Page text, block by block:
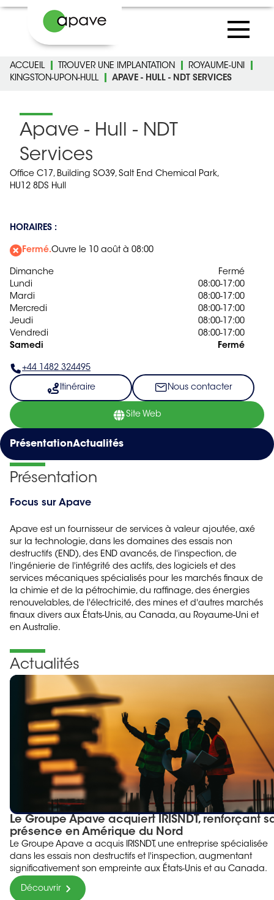
ACCUEIL TROUVER UNE IMPLANTATION
ROYAUME-UNI
KINGSTON-UPON-HULL
APAVE - HULL - NDT SERVICES
Apave - Hull - NDT
Services
Office C17, Building SO39, Salt End Chemical Park,
HU12 8DS Hull
HORAIRES :
Fermé.Ouvre le 10 août à 08:00
Dimanche
Fermé
Lundi
08:00-17:00
Mardi
08:00-17:00
Mercredi
08:00-17:00
Jeudi
08:00-17:00
Vendredi
08:00-17:00
Samedi
Fermé
+44 1482 324495
Itinéraire Nous contacter
Site Web
PrésentationActualités
Présentation
Focus sur Apave
Apave est un fournisseur de services à valeur ajoutée, axé
sur la technologie, dans les domaines des essais non
destructifs (END), des END avancés, de l'inspection, de
l'ingénierie de l'intégrité des actifs, des logiciels et des
services mécaniques spécialisés pour les marchés finaux de
la chimie et de la pétrochimie, du raffinage, des énergies
renouvelables, de l'électricité, des mines et d'autres marchés
finaux divers aux États-Unis, au Canada, au Royaume-Uni et
en Australie.
Actualités
Le Groupe Apave acquiert IRISNDT, renforçant
présence en Amérique du Nord
Le Groupe Apave a acquis IRISNDT, une entreprise spécialisée
dans les essais non destructifs et l'inspection, augmentant
significativement son empreinte aux États-Unis et au Canada.
Découvrir